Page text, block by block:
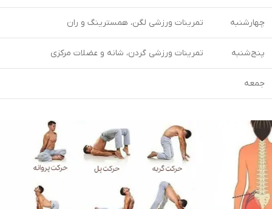
چهارشنبه تمرینات ورزشی لگن، همسترینگ و ران
پنج‌شنبه تمرینات ورزشی گردن، شانه و عضلات مرکزی
جمعه